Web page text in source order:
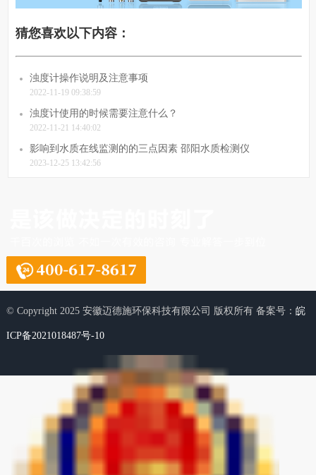
猜您喜欢以下内容：
浊度计操作说明及注意事项
2022-11-19 09:38:59
浊度计使用的时候需要注意什么？
2022-11-21 14:40:02
影响到水质在线监测的的三点因素 邵阳水质检测仪
2023-12-25 13:42:56
© Copyright 2025 安徽迈德施环保科技有限公司 版权所有 备案号： 皖
ICP备2021018487号-10